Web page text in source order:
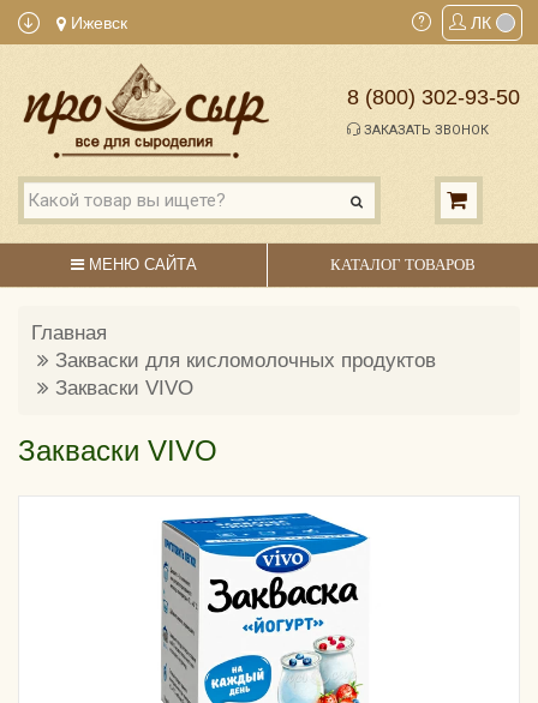
Ижевск ЛК
8 (800) 302-93-50
ЗАКАЗАТЬ ЗВОНОК
МЕНЮ САЙТА КАТАЛОГ ТОВАРОВ
Главная
Закваски для кисломолочных продуктов
Закваски VIVO
Закваски VIVO